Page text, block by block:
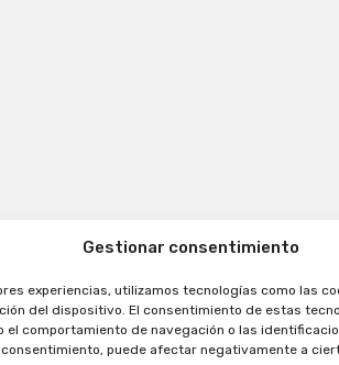
Gestionar consentimiento
experiencias, utilizamos tecnologías como las
del dispositivo. El consentimiento de estas
el comportamiento de navegación o las
puede afectar negativamente a